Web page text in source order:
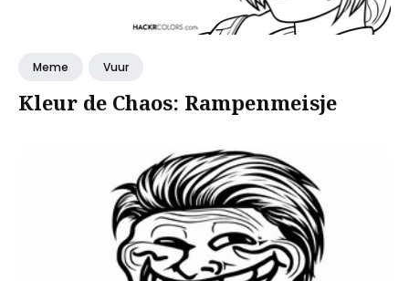
Meme Vuur
Kleur de Chaos: Rampenmeisje